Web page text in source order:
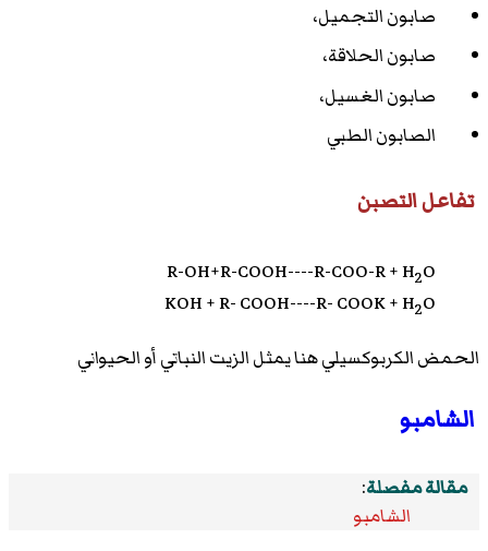
صابون التجميل،
صابون الحلاقة،
صابون الغسيل،
الصابون الطبي
تفاعل التصبن
R-OH+R-COOH----R-COO-R + H2O
KOH + R- COOH----R- COOK + H2O
الحمض الكربوكسيلي هنا يمثل الزيت النباتي أو الحيواني
الشامبو
مقالة مفصلة:
الشامبو